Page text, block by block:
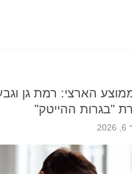
פי 2 מהממוצע הארצי: רמת גן
"בגרות ההייטק"